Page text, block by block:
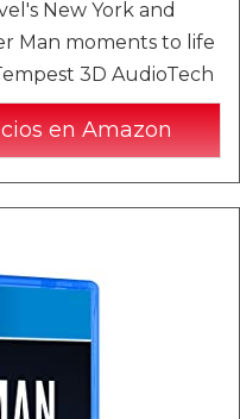
New York and
Man moments to life
3D AudioTech
en Amazon